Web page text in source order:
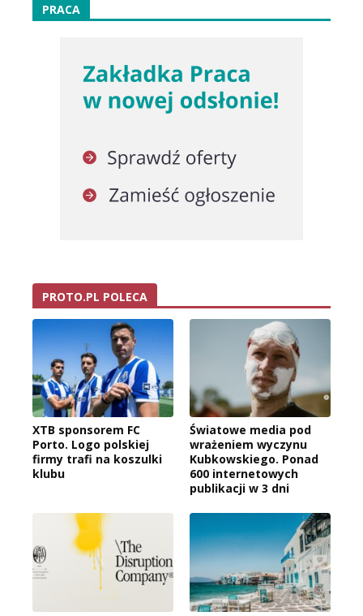
PRACA
PROTO.PL POLECA
XTB sponsorem FC
Porto. Logo polskiej
firmy trafi na koszulki
klubu
Światowe media pod
wrażeniem wyczynu
Kubkowskiego. Ponad
600 internetowych
publikacji w 3 dni